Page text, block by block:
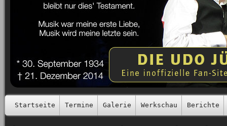
Startseite Termine Galerie Werkschau Berichte